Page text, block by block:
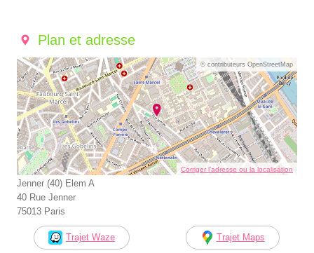
Plan et adresse
© contributeurs OpenStreetMap
Corriger l’adresse ou la localisation
Jenner (40) Elem A
40 Rue Jenner
75013 Paris
Trajet Waze Trajet Maps